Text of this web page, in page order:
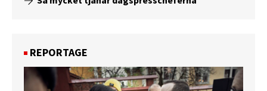
REPORTAGE